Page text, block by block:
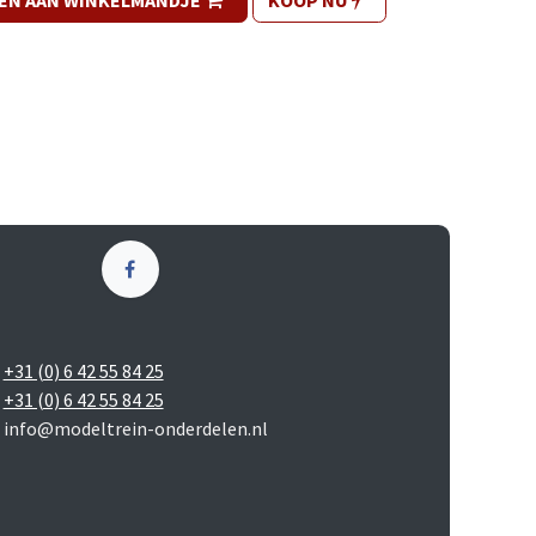
+31 (0) 6 42 55 84 25
+31 (0) 6 42 55 84 25
info@modeltrein-onderdelen.nl